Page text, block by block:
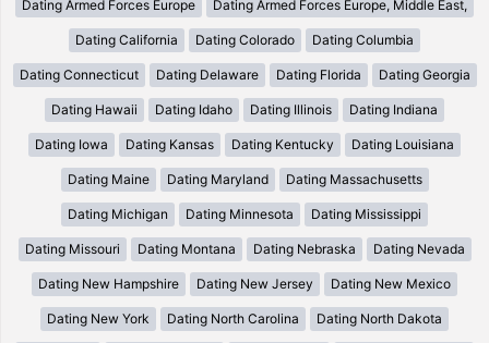
Dating Armed Forces Europe Dating Armed Forces Europe, Middle East,
Dating California Dating Colorado Dating Columbia
Dating Connecticut Dating Delaware Dating Florida Dating Georgia
Dating Hawaii Dating Idaho Dating Illinois Dating Indiana
Dating Iowa Dating Kansas Dating Kentucky Dating Louisiana
Dating Maine Dating Maryland Dating Massachusetts
Dating Michigan Dating Minnesota Dating Mississippi
Dating Missouri Dating Montana Dating Nebraska Dating Nevada
Dating New Hampshire Dating New Jersey Dating New Mexico
Dating New York Dating North Carolina Dating North Dakota